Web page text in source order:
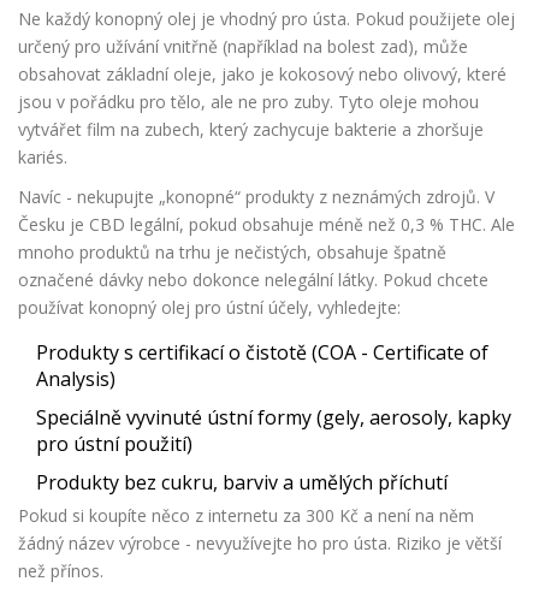
Ne každý konopný olej je vhodný pro ústa. Pokud použijete olej
určený pro užívání vnitřně (například na bolest zad), může
obsahovat základní oleje, jako je kokosový nebo olivový, které
jsou v pořádku pro tělo, ale ne pro zuby. Tyto oleje mohou
vytvářet film na zubech, který zachycuje bakterie a zhoršuje
kariés.
Navíc - nekupujte „konopné“ produkty z neznámých zdrojů. V
Česku je CBD legální, pokud obsahuje méně než 0,3 % THC. Ale
mnoho produktů na trhu je nečistých, obsahuje špatně
označené dávky nebo dokonce nelegální látky. Pokud chcete
používat konopný olej pro ústní účely, vyhledejte:
Produkty s certifikací o čistotě (COA - Certificate of
Analysis)
Speciálně vyvinuté ústní formy (gely, aerosoly, kapky
pro ústní použití)
Produkty bez cukru, barviv a umělých příchutí
Pokud si koupíte něco z internetu za 300 Kč a není na něm
žádný název výrobce - nevyužívejte ho pro ústa. Riziko je větší
než přínos.